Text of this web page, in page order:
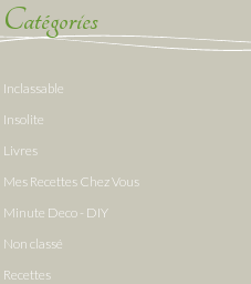
Catégories
Inclassable
Insolite
Livres
Mes Recettes Chez Vous
Minute Deco - DIY
Non classé
Recettes